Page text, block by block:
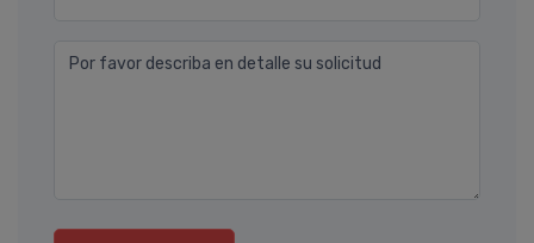
Por favor describa en detalle su solicitud